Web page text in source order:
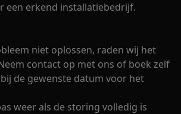
een erkend installatiebedrijf.
niet oplossen, raden wij het
contact op met ons of boek zelf
de gewenste datum voor het
weer als de storing volledig is